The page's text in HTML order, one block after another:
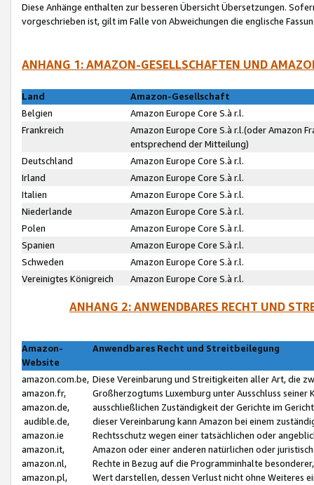
Diese Anhänge enthalten zur besseren Übersicht Übersetzungen.
vorgeschrieben ist, gilt im Falle von Abweichungen die englische
ANHANG 1: AMAZON-GESELLSCHAFTEN UND
Land
Amazon-Gesellschaft
Belgien
Amazon Europe Core S.à r.l.
Frankreich
Amazon Europe Core S.à r.l.(oder Amazon
entsprechend der Mitteilung)
Deutschland
Amazon Europe Core S.à r.l.
Irland
Amazon Europe Core S.à r.l.
Italien
Amazon Europe Core S.à r.l.
Niederlande
Amazon Europe Core S.à r.l.
Polen
Amazon Europe Core S.à r.l.
Spanien
Amazon Europe Core S.à r.l.
Schweden
Amazon Europe Core S.à r.l.
Vereinigtes Königreich
Amazon Europe Core S.à r.l.
ANHANG 2: ANWENDBARES RECHT UND
Amazon-
Website
Anwendbares Recht und Streitbeilegung
amazon.com.be,
amazon.fr,
amazon.de,
audible.de,
amazon.ie
amazon.it,
amazon.nl,
amazon.pl,
Diese Vereinbarung und Streitigkeiten aller Art, die
Großherzogtums Luxemburg unter Ausschluss
ausschließlichen Zuständigkeit der Gerichte im
dieser Vereinbarung kann Amazon bei einem
Rechtsschutz wegen einer tatsächlichen oder
Amazon oder einer anderen natürlichen oder
Rechte in Bezug auf die Programminhalte
Wert darstellen, dessen Verlust nicht ohne Weiteres